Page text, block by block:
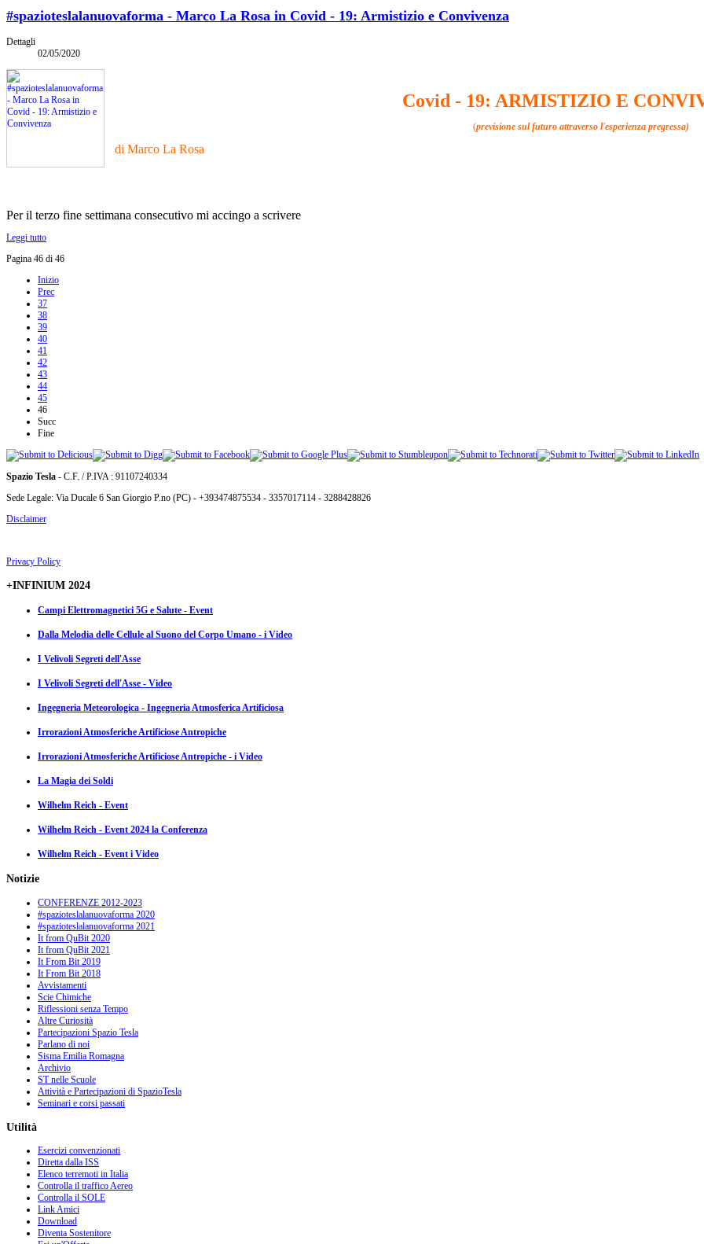
#spazioteslalanuovaforma - Marco La Rosa in Covid - 19: Armistizio e Convivenza
Dettagli
02/05/2020
Covid - 19: ARMISTIZIO E
(previsione sul futuro attraverso l'esperienza pregressa)
di Marco La Rosa
Per il terzo fine settimana consecutivo mi accingo a scrivere
Leggi tutto
Pagina 46 di 46
Inizio
Prec
37
38
39
40
41
42
43
44
45
46
Succ
Fine
Spazio Tesla - C.F. / P.IVA : 91107240334
Sede Legale: Via Ducale 6 San Giorgio P.no (PC) - +393474875534 - 3357017114 - 3288428826
Disclaimer
Privacy Policy
+INFINIUM 2024
Campi Elettromagnetici 5G e Salute - Event
Dalla Melodia delle Cellule al Suono del Corpo Umano - i Video
I Velivoli Segreti dell'Asse
I Velivoli Segreti dell'Asse - Video
Ingegneria Meteorologica - Ingegneria Atmosferica Artificiosa
Irrorazioni Atmosferiche Artificiose Antropiche
Irrorazioni Atmosferiche Artificiose Antropiche - i Video
La Magia dei Soldi
Wilhelm Reich - Event
Wilhelm Reich - Event 2024 la Conferenza
Wilhelm Reich - Event i Video
Notizie
CONFERENZE 2012-2023
#spazioteslalanuovaforma 2020
#spazioteslalanuovaforma 2021
It from QuBit 2020
It from QuBit 2021
It From Bit 2019
It From Bit 2018
Avvistamenti
Scie Chimiche
Riflessioni senza Tempo
Altre Curiosità
Partecipazioni Spazio Tesla
Parlano di noi
Sisma Emilia Romagna
Archivio
ST nelle Scuole
Attività e Partecipazioni di SpazioTesla
Seminari e corsi passati
Utilità
Esercizi convenzionati
Diretta dalla ISS
Elenco terremoti in Italia
Controlla il traffico Aereo
Controlla il SOLE
Link Amici
Download
Diventa Sostenitore